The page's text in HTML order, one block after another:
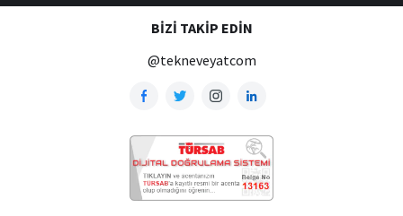
BIZI TAKIP EDIN
@tekneveyatcom